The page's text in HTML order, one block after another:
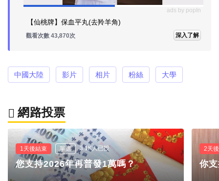
ads by popIn
【仙桃牌】保血平丸(去羚羊角)
觀看次數 43,870次 深入了解
中國大陸 影片 相片 粉絲 大學
網路投票
1天後結束 單選 3.1K人已投
您支持2026年再普發1萬嗎？
2天
你